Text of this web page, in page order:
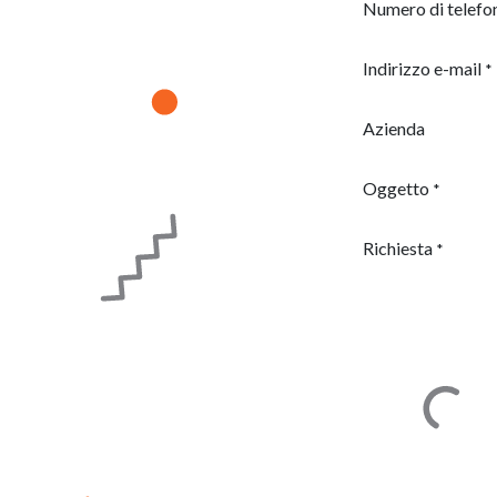
Numero di
Indirizzo e-mail *
Azienda
Oggetto *
Richiesta *